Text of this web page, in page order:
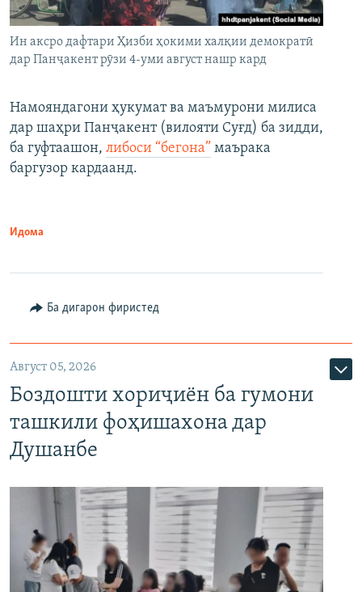
Ин аксро дафтари Ҳизби ҳокими халқии демократӣ
дар Панҷакент рӯзи 4-уми август нашр кард
Намояндагони ҳукумат ва маъмурони милиса
дар шаҳри Панҷакент (вилояти Суғд) ба зидди,
ба гуфтаашон, либоси “бегона” маърака
баргузор кардаанд.
Идома
Ба дигарон фиристед
Август 05, 2026
Боздошти хориҷиён ба гумони
ташкили фоҳишахона дар
Душанбе